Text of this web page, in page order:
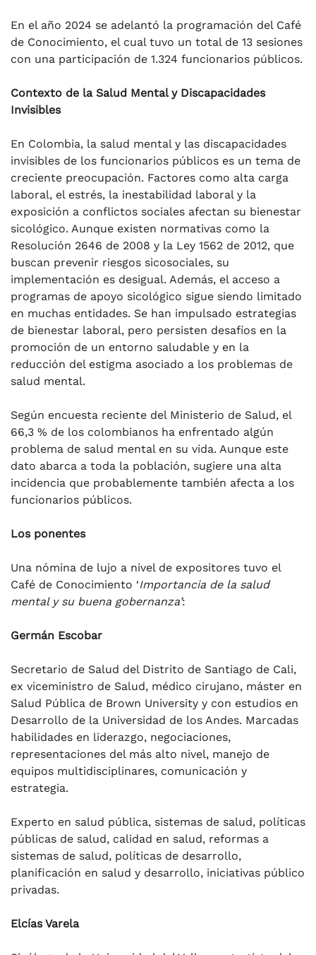
En el año 2024 se adelantó la programación del Café
de Conocimiento, el cual tuvo un total de 13 sesiones
con una participación de 1.324 funcionarios públicos.
Contexto de la Salud Mental y Discapacidades
Invisibles
En Colombia, la salud mental y las discapacidades
invisibles de los funcionarios públicos es un tema de
creciente preocupación. Factores como alta carga
laboral, el estrés, la inestabilidad laboral y la
exposición a conflictos sociales afectan su bienestar
sicológico. Aunque existen normativas como la
Resolución 2646 de 2008 y la Ley 1562 de 2012, que
buscan prevenir riesgos sicosociales, su
implementación es desigual. Además, el acceso a
programas de apoyo sicológico sigue siendo limitado
en muchas entidades. Se han impulsado estrategias
de bienestar laboral, pero persisten desafíos en la
promoción de un entorno saludable y en la
reducción del estigma asociado a los problemas de
salud mental.
Según encuesta reciente del Ministerio de Salud, el
66,3 % de los colombianos ha enfrentado algún
problema de salud mental en su vida. Aunque este
dato abarca a toda la población, sugiere una alta
incidencia que probablemente también afecta a los
funcionarios públicos.
Los ponentes
Una nómina de lujo a nivel de expositores tuvo el
Café de Conocimiento ‘Importancia de la salud
mental y su buena gobernanza’:
Germán Escobar
Secretario de Salud del Distrito de Santiago de Cali,
ex viceministro de Salud, médico cirujano, máster en
Salud Pública de Brown University y con estudios en
Desarrollo de la Universidad de los Andes. Marcadas
habilidades en liderazgo, negociaciones,
representaciones del más alto nivel, manejo de
equipos multidisciplinares, comunicación y
estrategia.
Experto en salud pública, sistemas de salud, políticas
públicas de salud, calidad en salud, reformas a
sistemas de salud, políticas de desarrollo,
planificación en salud y desarrollo, iniciativas público
privadas.
Elcías Varela